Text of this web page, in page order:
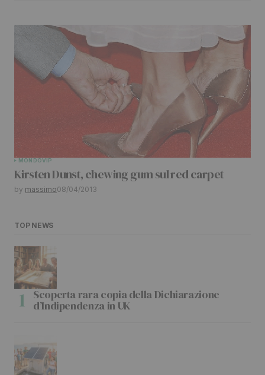
MONDOVIP
Kirsten Dunst, chewing gum sul red carpet
by massimo08/04/2013
TOP NEWS
Scoperta rara copia della Dichiarazione
d’Indipendenza in UK